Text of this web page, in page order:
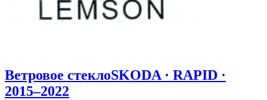
Ветровое стеклоSKODA · RAPID ·
2015–2022